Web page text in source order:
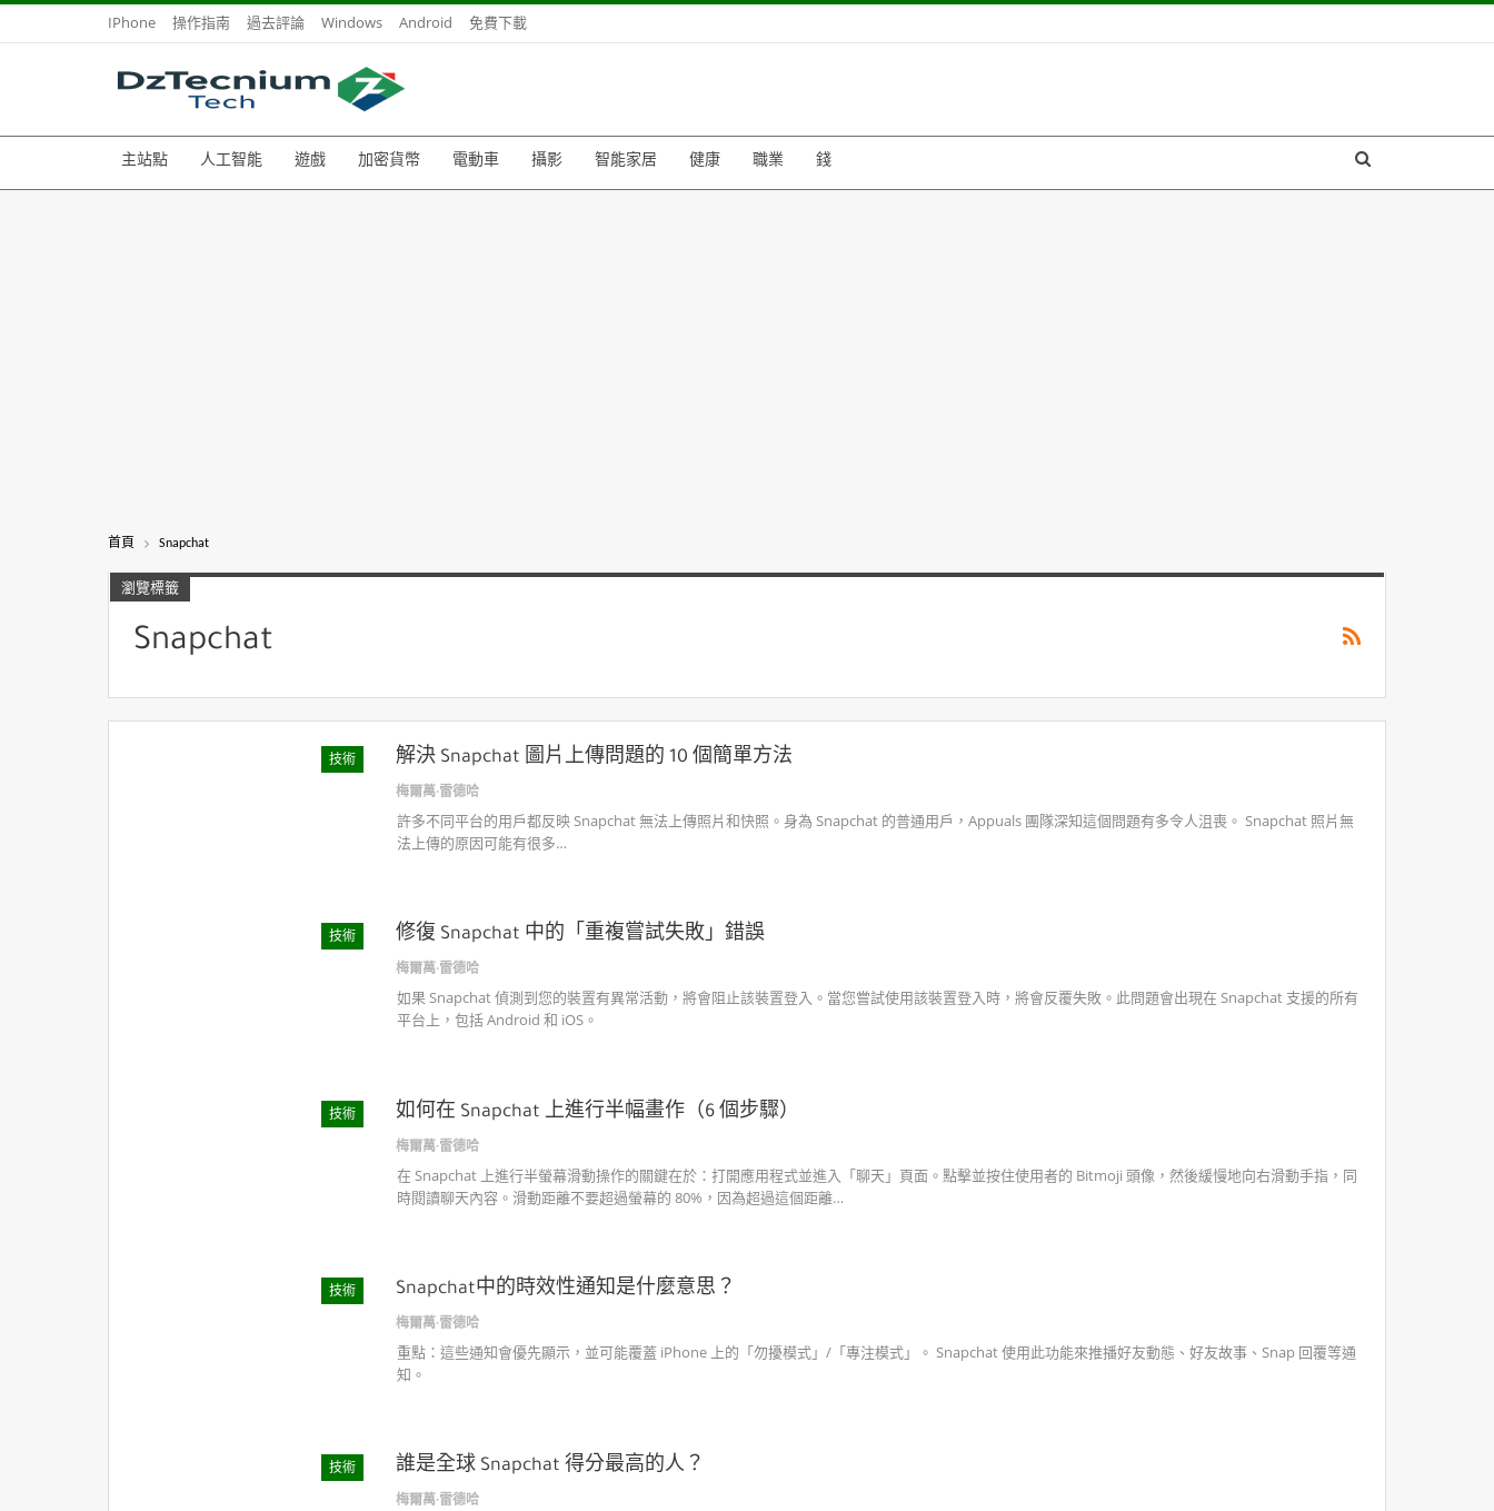
IPhone 操作指南 過去評論 Windows Android 免費下載
主站點 人工智能 遊戲 加密貨幣 電動車 攝影 智能家居 健康 職業 錢
首頁 Snapchat
瀏覽標籤
Snapchat
技術 解決 Snapchat 圖片上傳問題的 10 個簡單方法
梅爾萬·雷德哈
許多不同平台的用戶都反映 Snapchat 無法上傳照片和快照。身為 Snapchat 的普通用戶，Appuals 團隊深知這個問題有多令人沮喪。 Snapchat 照片無
法上傳的原因可能有很多…
技術 修復 Snapchat 中的「重複嘗試失敗」錯誤
梅爾萬·雷德哈
如果 Snapchat 偵測到您的裝置有異常活動，將會阻止該裝置登入。當您嘗試使用該裝置登入時，將會反覆失敗。此問題會出現在 Snapchat 支援的所有
平台上，包括 Android 和 iOS。
技術 如何在 Snapchat 上進行半幅畫作（6 個步驟）
梅爾萬·雷德哈
在 Snapchat 上進行半螢幕滑動操作的關鍵在於：打開應用程式並進入「聊天」頁面。點擊並按住使用者的 Bitmoji 頭像，然後緩慢地向右滑動手指，同
時閱讀聊天內容。滑動距離不要超過螢幕的 80%，因為超過這個距離…
技術 Snapchat中的時效性通知是什麼意思？
梅爾萬·雷德哈
重點：這些通知會優先顯示，並可能覆蓋 iPhone 上的「勿擾模式」/「專注模式」。 Snapchat 使用此功能來推播好友動態、好友故事、Snap 回覆等通
知。
技術 誰是全球 Snapchat 得分最高的人？
梅爾萬·雷德哈